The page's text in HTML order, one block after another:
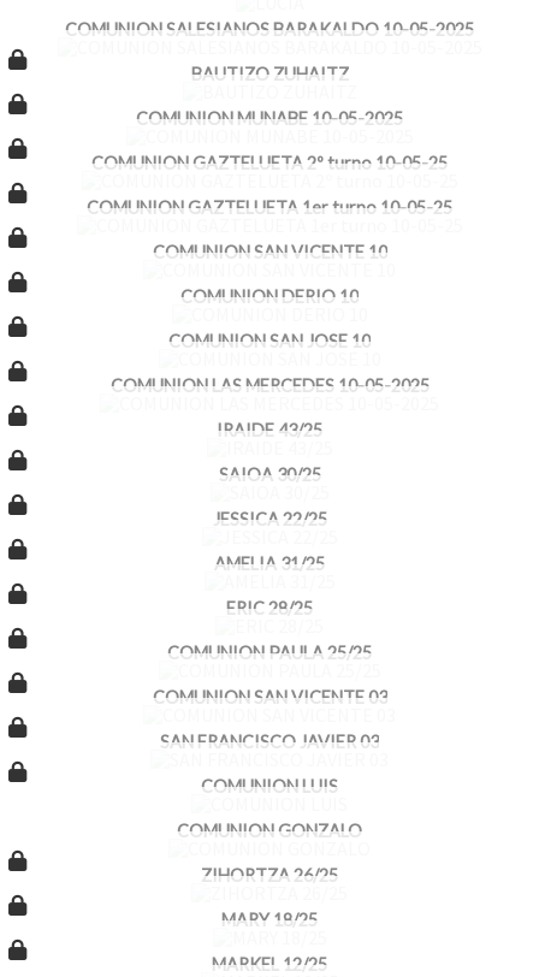
COMUNION SALESIANOS BARAKALDO 10-05-2025
BAUTIZO ZUHAITZ
COMUNION MUNABE 10-05-2025
COMUNION GAZTELUETA 2º turno 10-05-25
COMUNION GAZTELUETA 1er turno 10-05-25
COMUNION SAN VICENTE 10
COMUNION DERIO 10
COMUNION SAN JOSE 10
COMUNION LAS MERCEDES 10-05-2025
IRAIDE 43/25
SAIOA 30/25
JESSICA 22/25
AMELIA 31/25
ERIC 28/25
COMUNION PAULA 25/25
COMUNION SAN VICENTE 03
SAN FRANCISCO JAVIER 03
COMUNION LUIS
COMUNION GONZALO
ZIHORTZA 26/25
MARY 18/25
MARKEL 12/25